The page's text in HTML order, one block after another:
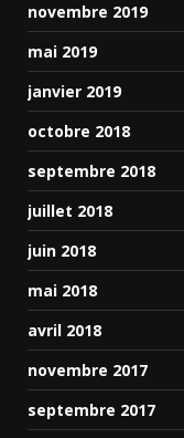
novembre 2019
mai 2019
janvier 2019
octobre 2018
septembre 2018
juillet 2018
juin 2018
mai 2018
avril 2018
novembre 2017
septembre 2017